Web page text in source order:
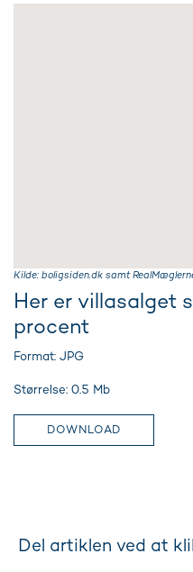
Kilde: boligsiden.dk samt
Her er villasalget
procent
Format: JPG
Størrelse: 0.5 Mb
DOWNLOAD
Del artiklen ved at